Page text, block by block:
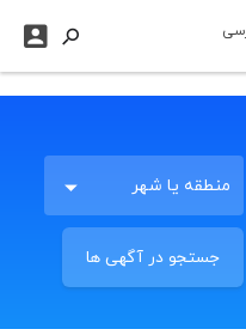


منطقه یا شهر
جستجو در آگهی ها